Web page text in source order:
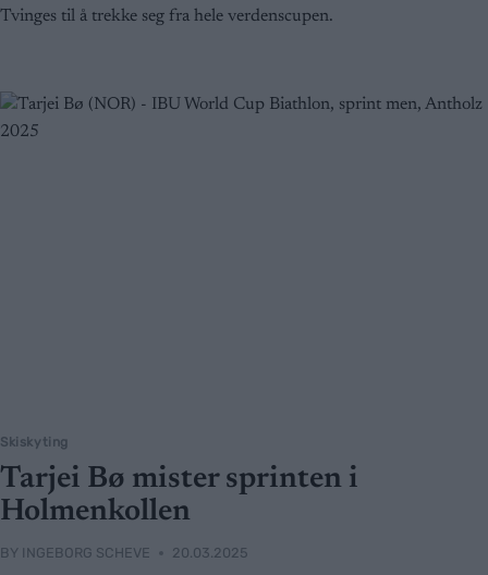
Tvinges til å trekke seg fra hele verdenscupen.
Skiskyting
Tarjei Bø mister sprinten i
Holmenkollen
BY INGEBORG SCHEVE 20.03.2025